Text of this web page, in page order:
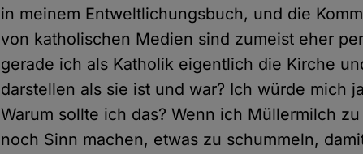
in meinem Entweltlichungsbuch, und die
von katholischen Medien sind zumeist eher
gerade ich als Katholik eigentlich die Kirche
darstellen als sie ist und war? Ich würde mich
Warum sollte ich das? Wenn ich Müllermilch
noch Sinn machen, etwas zu schummeln,